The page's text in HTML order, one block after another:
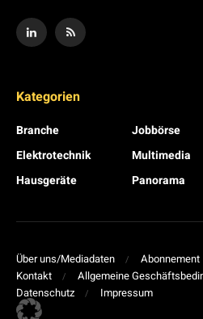
Kategorien
Branche
Elektrotechnik
Hausgeräte
Jobbörse
Multimedia
Panorama
Über uns/Mediadaten Abonnement
Kontakt
Allgemeine
Datenschutz
Impressum